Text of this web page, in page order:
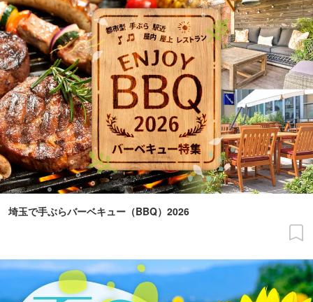
埼玉で手ぶらバーベキュー（BBQ）2026